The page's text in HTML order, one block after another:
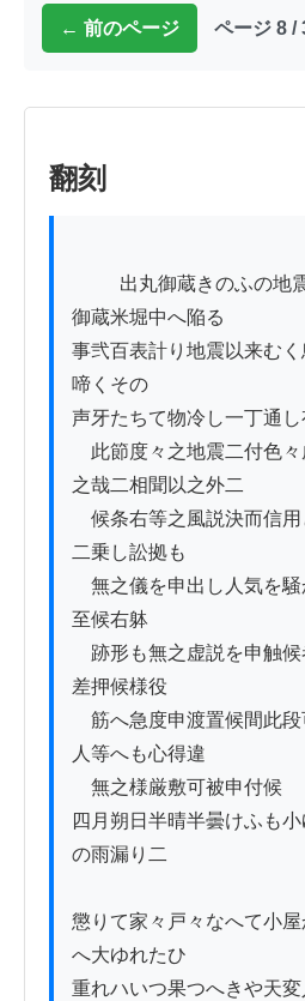
← 前のページ ページ 8 /
翻刻
御蔵米堀中へ陥る
事弐百表計り地震以来む
啼くその
声牙たちて物冷し一丁通
此節度々之地震二付色々
之哉二相聞以之外二
候条右等之風説決而信用
二乗し訟拠も
無之儀を申出し人気を騒
至候右躰
跡形も無之虚説を申触候
差押候様役
筋へ急度申渡置候間此段
人等へも心得違
無之様厳敷可被申付候
四月朔日半晴半曇けふも
の雨漏り二
懲りて家々戸々なへて小
へ大ゆれたひ
重れハいつ果つへきや天